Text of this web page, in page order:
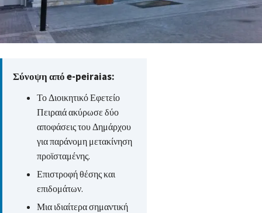
Σύνοψη από e-peiraias:
Το Διοικητικό Εφετείο
Πειραιά ακύρωσε δύο
αποφάσεις του Δημάρχου
για παράνομη μετακίνηση
προϊσταμένης.
Επιστροφή θέσης και
επιδομάτων.
Μια ιδιαίτερα σημαντική